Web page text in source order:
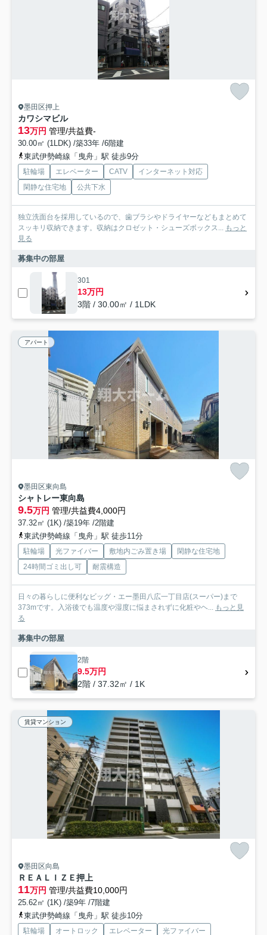
墨田区押上
カワシマビル
13万円 管理/共益費-
30.00㎡ (1LDK) /築33年 /6階建
東武伊勢崎線「曳舟」駅 徒歩9分
駐輪場 エレベーター CATV
インターネット対応
閑静な住宅地
公共下水
独立洗面台を採用しているので、歯ブラシやドライヤーなどもまとめて
スッキリ収納できます。収納はクロゼット・シューズボックス... もっと
見る
募集中の部屋
301
13万円
3階 / 30.00㎡ / 1LDK
アパート
墨田区東向島
シャトレー東向島
9.5万円 管理/共益費4,000円
37.32㎡ (1K) /築19年 /2階建
東武伊勢崎線「曳舟」駅 徒歩11分
駐輪場 光ファイバー 敷地内ごみ置き場
閑静な住宅地
24時間ゴミ出し可
耐震構造
日々の暮らしに便利なビッグ・エー墨田八広一丁目店(スーパー)まで
373mです。入浴後でも温度や湿度に悩まされずに化粧やヘ... もっと見
る
募集中の部屋
2階
9.5万円
2階 / 37.32㎡ / 1K
賃貸マンション
墨田区向島
ＲＥＡＬＩＺＥ押上
11万円 管理/共益費10,000円
25.62㎡ (1K) /築9年 /7階建
東武伊勢崎線「曳舟」駅 徒歩10分
駐輪場 オートロック エレベーター 光ファイバー